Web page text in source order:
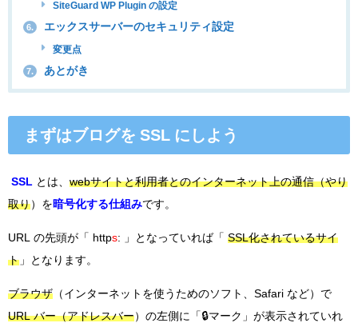
SiteGuard WP Plugin の設定
6. エックスサーバーのセキュリティ設定
変更点
7. あとがき
まずはブログを SSL にしよう
SSL とは、 webサイトと利用者とのインターネット上の通信（やり
取り）を 暗号化する仕組みです。
URL の先頭が「 https: 」となっていれば「 SSL化されているサイ
ト 」となります。
ブラウザ （インターネットを使うためのソフト、Safari など）で
URL バー（アドレスバー）の左側に「🔒マーク」が表示されていれ